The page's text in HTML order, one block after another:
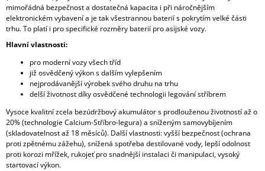
mimořádná bezpečnost a dostatečná kapacita i při náročnějším
elektronickém vybavení a je tak všestrannou baterií s pokrytím velké části
trhu. To platí i pro specifické rozměry baterií pro asijské vozy.
Hlavní vlastnosti:
pro moderní vozy všech tříd
již osvědčený výkon s dalším vylepšením
nejprodávanější výrobek svého druhu na trhu
delší životnost díky osvědčené technologii legování stříbrem
Vysoce kvalitní zcela bezúdržbový akumulátor s prodlouženou životností až o
20% (technologie Calcium-Stříbro-legura) a sníženým samovybíjením
(skladovatelnost až 18 měsíců). Další vlastnosti: vyšší bezpečnost (ochrana
proti zpětnému zážehu), snížená spotřeba destilované vody, lepší odolnost
proti korozi mřížek, rukojeť pro snadnější instalaci či manipulaci, vysoký
startovací výkon.